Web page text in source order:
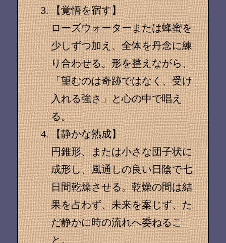
【覚悟を宿す】
ローズウォーターまたは蜂蜜を
少しずつ加え、全体を丹念に練
り合わせる。形を整えながら、
「望むのは奇跡ではなく、受け
入れる強さ」と心の中で唱え
る。
【静かな熟成】
円錐形、または小さな団子状に
成形し、風通しの良い日陰で七
日間乾燥させる。乾燥の間は結
果を占わず、未来を案じず、た
だ静かに時の流れへ委ねるこ
と。